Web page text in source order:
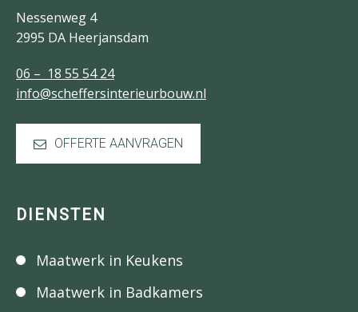
Nessenweg 4
2995 DA Heerjansdam
06 – 18 55 54 24
info@scheffersinterieurbouw.nl
OFFERTE AANVRAGEN
DIENSTEN
Maatwerk in Keukens
Maatwerk in Badkamers